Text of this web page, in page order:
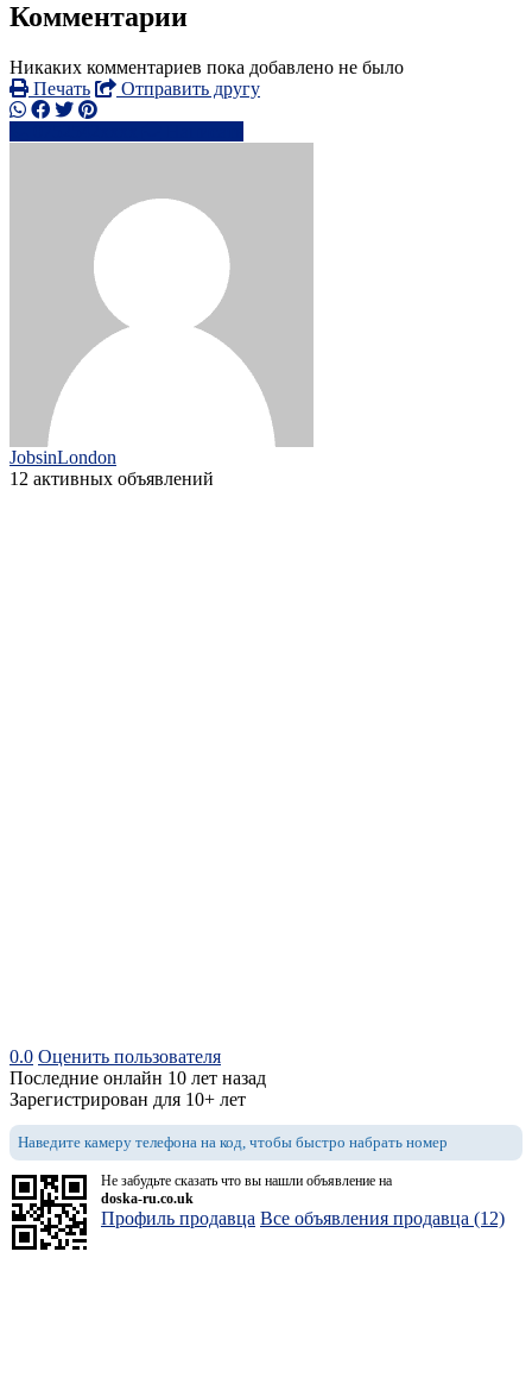
Комментарии
Никаких комментариев пока добавлено не было
Печать
Отправить другу
JobsinLondon
12 активных объявлений
0.0 Оценить пользователя
Последние онлайн 10 лет назад
Зарегистрирован для 10+ лет
Наведите камеру телефона на код, чтобы быстро набрать номер
Не забудьте сказать что вы нашли объявление на
doska-ru.co.uk
Профиль продавца Все объявления продавца (12)